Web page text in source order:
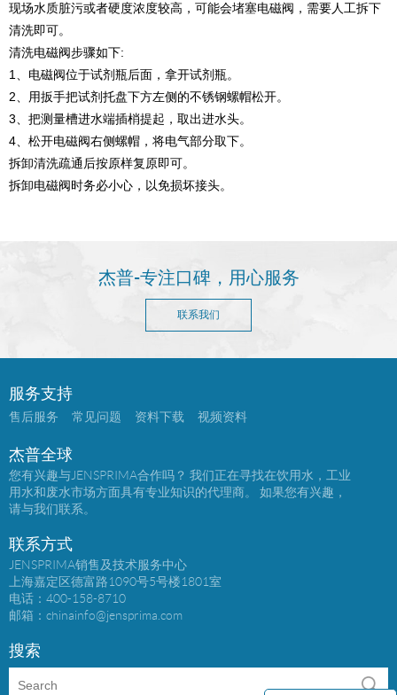
现场水质脏污或者硬度浓度较高，可能会堵塞电磁阀，需要人工拆下
清洗即可。
清洗电磁阀步骤如下:
1、电磁阀位于试剂瓶后面，拿开试剂瓶。
2、用扳手把试剂托盘下方左侧的不锈钢螺帽松开。
3、把测量槽进水端插梢提起，取出进水头。
4、松开电磁阀右侧螺帽，将电气部分取下。
拆卸清洗疏通后按原样复原即可。
拆卸电磁阀时务必小心，以免损坏接头。
杰普-专注口碑，用心服务
联系我们
服务支持
售后服务 常见问题 资料下载 视频资料
杰普全球
您有兴趣与JENSPRIMA合作吗？ 我们正在寻找在饮用水，工业
用水和废水市场方面具有专业知识的代理商。 如果您有兴趣，
请与我们联系。
联系方式
JENSPRIMA销售及技术服务中心
上海嘉定区德富路1090号5号楼1801室
电话：400-158-8710
邮箱： chinainfo@jensprima.com
搜索